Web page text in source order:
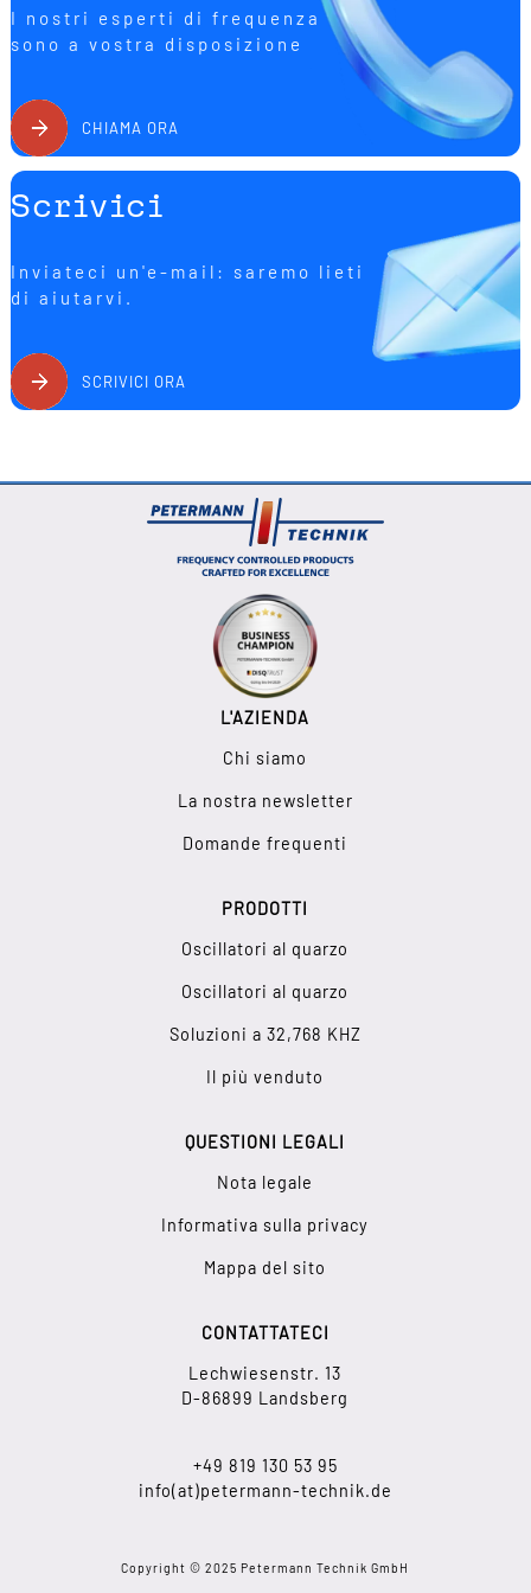
disallineamenti, le iterazioni inutili e le deviazioni di frequenza
nel processo di progettazione. Per le applicazioni industriali
B2B, PETERMANN-TECHNIK è quindi un partner competente per
soluzioni di oscillatori resistenti e stabili in frequenza.
I nostri esperti di frequenza
sono a vostra disposizione
CHIAMA ORA
Scrivici
Inviateci un'e-mail: saremo lieti
di aiutarvi.
SCRIVICI ORA
L'AZIENDA
Chi siamo
La nostra newsletter
Domande frequenti
PRODOTTI
Oscillatori al quarzo
Oscillatori al quarzo
Soluzioni a 32,768 KHZ
Il più venduto
QUESTIONI LEGALI
Nota legale
Informativa sulla privacy
Mappa del sito
CONTATTATECI
Lechwiesenstr. 13
D-86899 Landsberg
+49 819 130 53 95
info(at)petermann-technik.de
Copyright © 2025 Petermann Technik GmbH